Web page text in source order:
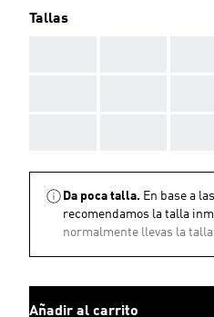
Tallas
Da poca talla. En base a
recomendamos la talla
normalmente llevas la talla
Añadir al carrito